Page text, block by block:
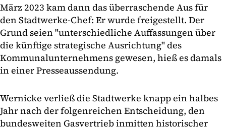
März 2023 kam dann das überraschende Aus für
den Stadtwerke-Chef: Er wurde freigestellt. Der
Grund seien "unterschiedliche Auffassungen über
die künftige strategische Ausrichtung" des
Kommunalunternehmens gewesen, hieß es damals
in einer Presseaussendung.
Wernicke verließ die Stadtwerke knapp ein halbes
Jahr nach der folgenreichen Entscheidung, den
bundesweiten Gasvertrieb inmitten historischer